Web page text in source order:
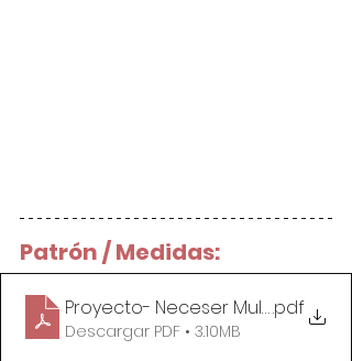
Patrón / Medidas:
Proyecto- Neceser Multiusos-
.pdf
Descargar PDF • 3.10MB